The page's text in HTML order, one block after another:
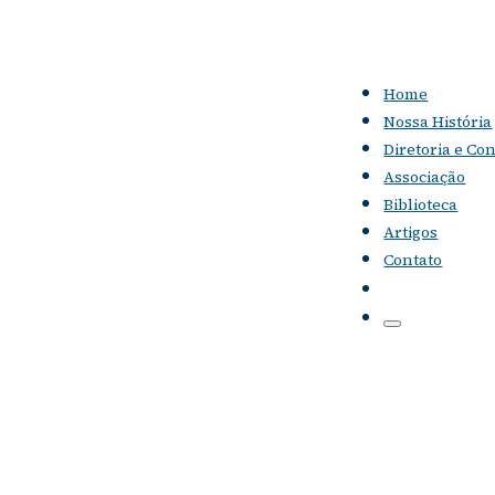
Home
Nossa História
Diretoria e
Associação
Biblioteca
Artigos
Contato